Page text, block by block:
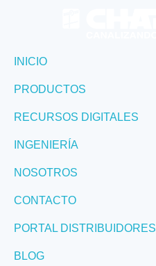
INICIO
PRODUCTOS
RECURSOS DIGITALES
INGENIERÍA
NOSOTROS
CONTACTO
PORTAL DISTRIBUIDORES
BLOG